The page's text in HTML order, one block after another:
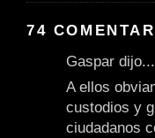
74
Gaspar dijo...
A ellos
custodios y
ciudadanos